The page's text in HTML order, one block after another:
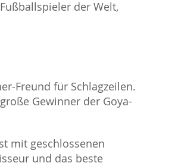
der Welt,
Freund für Schlagzeilen.
Gewinner der Goya-
mit geschlossenen
und das beste